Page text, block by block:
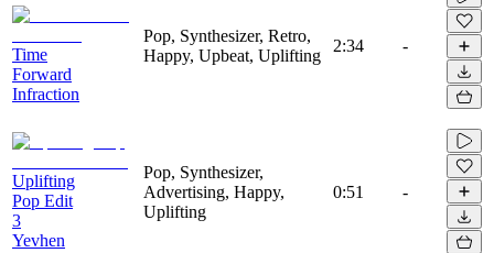
Time
Forward
Infraction
Pop, Synthesizer, Retro,
Happy, Upbeat, Uplifting
2:34 -
Uplifting
Pop Edit
3
Yevhen
Pop, Synthesizer,
Advertising, Happy,
Uplifting
0:51 -